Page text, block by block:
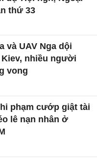
thứ 33
và UAV Nga dội
nhiều người
vong
phạm cướp giật tài
lê nạn nhân ở